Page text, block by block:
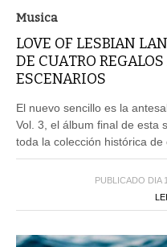
LOVE OF LESBIAN
DE CUATRO
ESCENARIOS
Vol. 3, el álbum final de esta
toda la colección histórica
PUBLICADO DIA